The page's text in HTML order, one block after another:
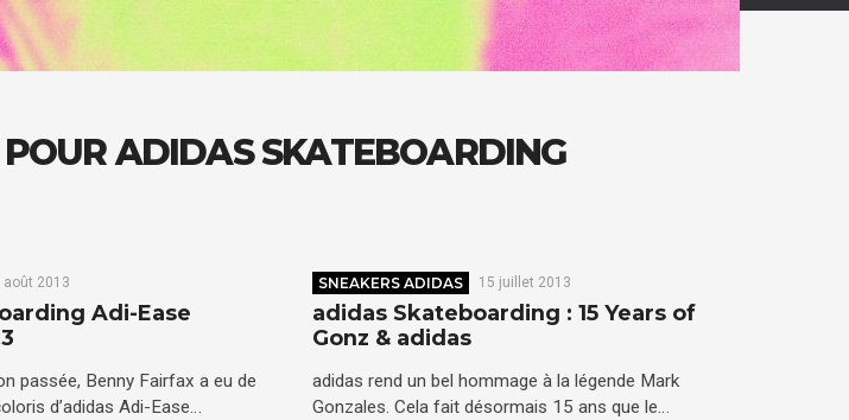
ADIDAS SKATEBOARDING
août 2013
Adi-Ease
passée, Benny Fairfax a eu de
d’adidas Adi-Ease…
SNEAKERS ADIDAS 15 juillet 2013
adidas Skateboarding : 15 Years of
Gonz & adidas
adidas rend un bel hommage à la légende Mark
Gonzales. Cela fait désormais 15 ans que le…